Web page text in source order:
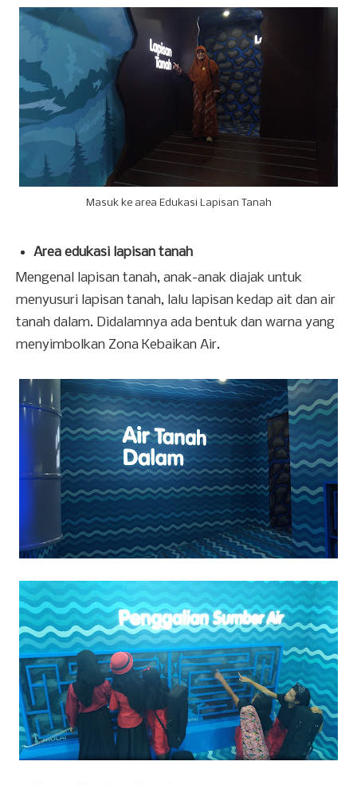
Masuk ke area Edukasi Lapisan Tanah
Area edukasi lapisan tanah
Mengenal lapisan tanah, anak-anak diajak untuk
menyusuri lapisan tanah, lalu lapisan kedap ait dan air
tanah dalam. Didalamnya ada bentuk dan warna yang
menyimbolkan Zona Kebaikan Air.